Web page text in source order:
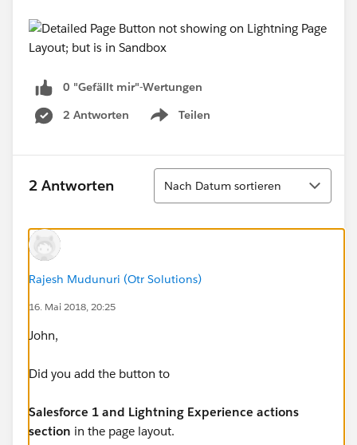
0 "Gefällt mir"-Wertungen
2 Antworten
Teilen
Show menu
2 Antworten
Sortieren
Nach Datum sortieren
Rajesh Mudunuri (Otr Solutions)
16. Mai 2018, 20:25
John,
Did you add the button to
Salesforce 1 and Lightning Experience actions
section in the page layout.